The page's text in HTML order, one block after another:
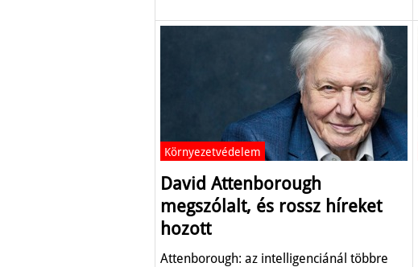
Környezetvédelem
David Attenborough
megszólalt, és rossz híreket
hozott
Attenborough: az intelligenciánál többre